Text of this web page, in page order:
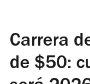
Carrera
de $50: